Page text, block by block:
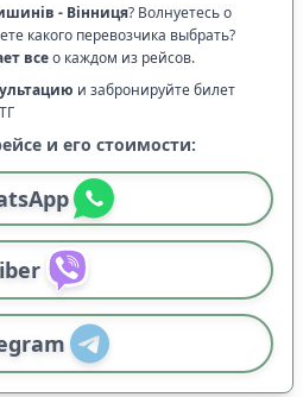
- Вінниця? Волнуетесь о
какого перевозчика выбрать?
всео каждом из рейсов.
и забронируйте билет
и его стоимости: